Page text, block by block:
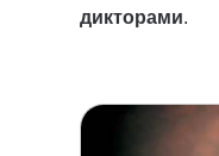
дикторами.